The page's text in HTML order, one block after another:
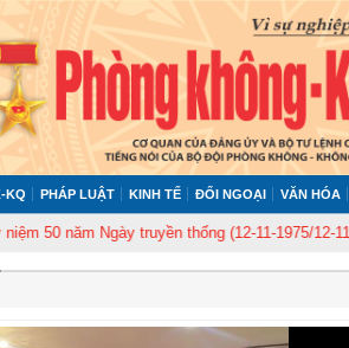
KQ PHÁP LUẬT KINH TẾ ĐỐI NGOẠI VĂN HÓA
Ngày truyền thống (12-11-1975/12-11-2025)